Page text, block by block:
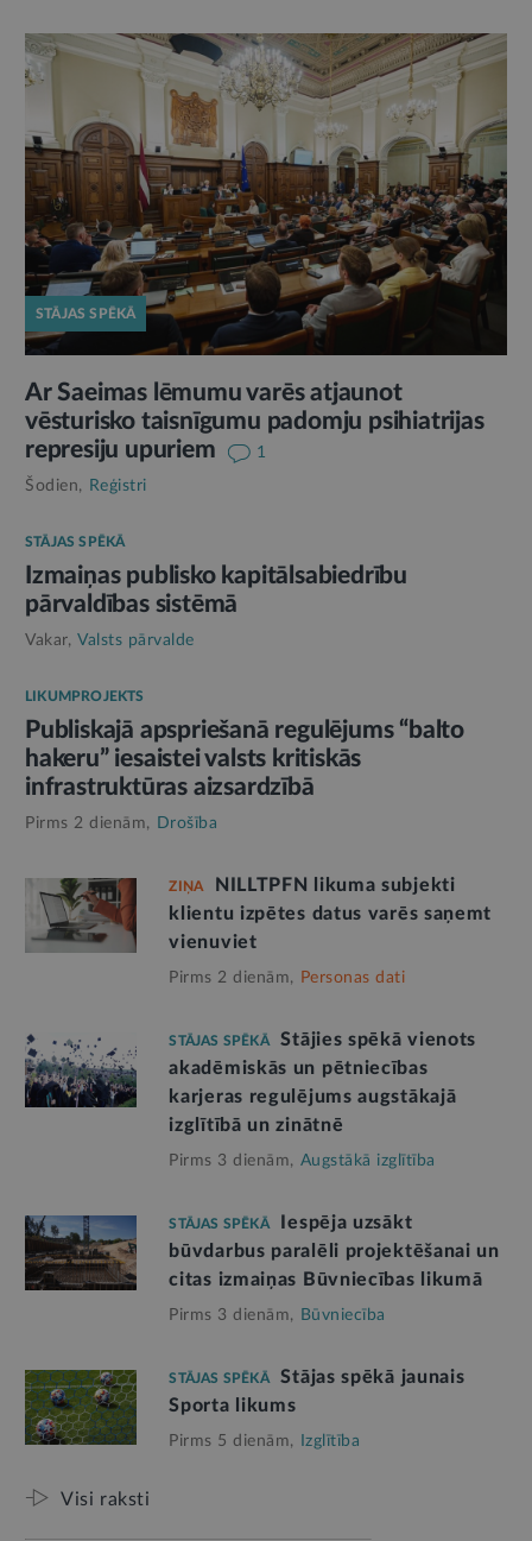
STĀJAS SPĒKĀ
Ar Saeimas lēmumu varēs atjaunot
vēsturisko taisnīgumu padomju psihiatrijas
represiju upuriem
1
Šodien, Reģistri
STĀJAS SPĒKĀ
Izmaiņas publisko kapitālsabiedrību
pārvaldības sistēmā
Vakar, Valsts pārvalde
LIKUMPROJEKTS
Publiskajā apspriešanā regulējums “balto
hakeru” iesaistei valsts kritiskās
infrastruktūras aizsardzībā
Pirms 2 dienām, Drošība
ZIŅA
NILLTPFN likuma subjekti
klientu izpētes datus varēs saņemt
vienuviet
Pirms 2 dienām, Personas dati
STĀJAS SPĒKĀ
Stājies spēkā vienots
akadēmiskās un pētniecības
karjeras regulējums augstākajā
izglītībā un zinātnē
Pirms 3 dienām, Augstākā izglītība
STĀJAS SPĒKĀ
Iespēja uzsākt
būvdarbus paralēli projektēšanai un
citas izmaiņas Būvniecības likumā
Pirms 3 dienām, Būvniecība
STĀJAS SPĒKĀ
Stājas spēkā jaunais
Sporta likums
Pirms 5 dienām, Izglītība
Visi raksti